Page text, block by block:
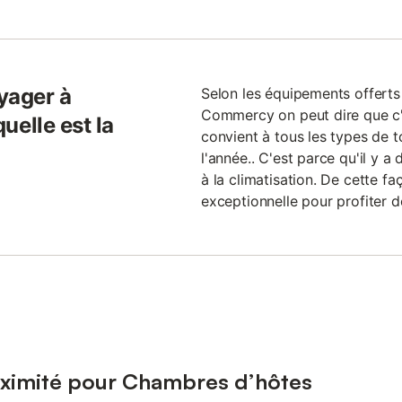
à
est la
Selon les équipements
Commercy on peut dire que
convient à tous les types de
l'année.. C'est parce qu'il y a
à la climatisation. De cette
exceptionnelle pour profiter
pour Chambres d’hôtes